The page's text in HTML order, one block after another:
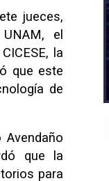
jueces,
el
la
que este
de
que la
para